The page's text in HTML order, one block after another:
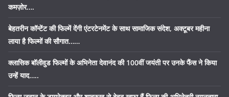
कमज़ोर….
बेहतरीन कॉन्टेंट की फिल्में देंगी एंटरटेनमेंट के साथ सामाजिक संदेश, अक्टूबर महीना
लाया है फिल्मों की सौगात……
क्लासिक बॉलीवुड फिल्मों के अभिनेता देवानंद की 100वीं जयंती पर उनके फैंस ने किया
उन्हें याद…..